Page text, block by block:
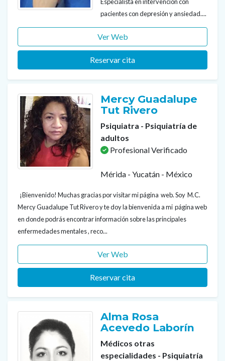
pacientes con depresión y ansiedad....
Ver Web
Reservar cita
Mercy Guadalupe
Tut Rivero
Psiquiatra - Psiquiatría de
adultos
Profesional Verificado
Mérida - Yucatán - México
¡Bienvenido! Muchas gracias por visitar mi página web. Soy M.C.
Mercy Guadalupe Tut Rivero y te doy la bienvenida a mi página web
en donde podrás encontrar información sobre las principales
enfermedades mentales , reco...
Ver Web
Reservar cita
Alma Rosa
Acevedo Laborín
Médicos otras
especialidades - Psiquiatría